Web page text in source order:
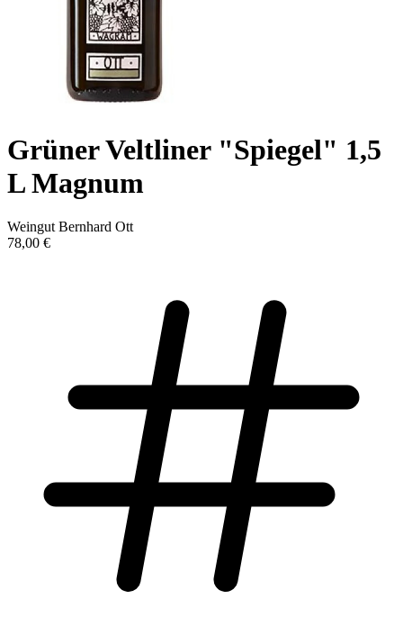
Grüner Veltliner "Spiegel" 1,5
L Magnum
Weingut Bernhard Ott
78,00 €